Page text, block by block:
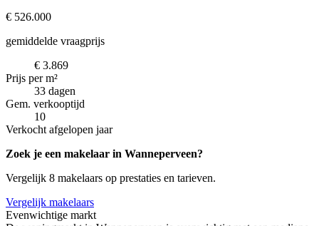
€ 526.000
gemiddelde vraagprijs
€ 3.869
Prijs per m²
33 dagen
Gem. verkooptijd
10
Verkocht afgelopen jaar
Zoek je een makelaar in Wanneperveen?
Vergelijk 8 makelaars op prestaties en tarieven.
Vergelijk makelaars
Evenwichtige markt